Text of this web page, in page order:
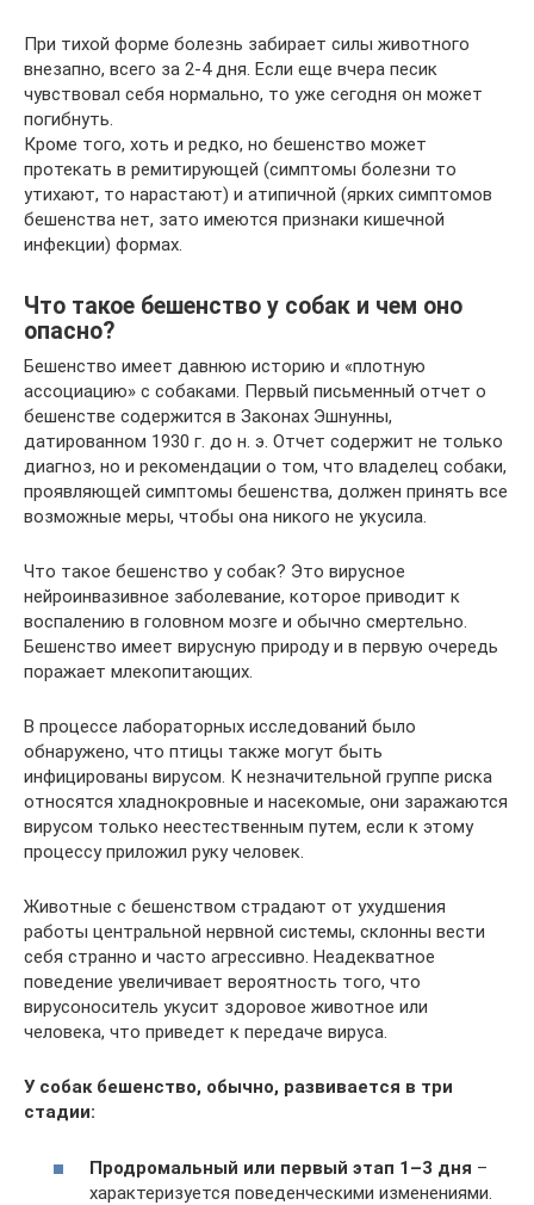
При тихой форме болезнь забирает силы животного
внезапно, всего за 2-4 дня. Если еще вчера песик
чувствовал себя нормально, то уже сегодня он может
погибнуть.
Кроме того, хоть и редко, но бешенство может
протекать в ремитирующей (симптомы болезни то
утихают, то нарастают) и атипичной (ярких симптомов
бешенства нет, зато имеются признаки кишечной
инфекции) формах.
Что такое бешенство у собак и чем оно
опасно?
Бешенство имеет давнюю историю и «плотную
ассоциацию» с собаками. Первый письменный отчет о
бешенстве содержится в Законах Эшнунны,
датированном 1930 г. до н. э. Отчет содержит не только
диагноз, но и рекомендации о том, что владелец собаки,
проявляющей симптомы бешенства, должен принять все
возможные меры, чтобы она никого не укусила.
Что такое бешенство у собак? Это вирусное
нейроинвазивное заболевание, которое приводит к
воспалению в головном мозге и обычно смертельно.
Бешенство имеет вирусную природу и в первую очередь
поражает млекопитающих.
В процессе лабораторных исследований было
обнаружено, что птицы также могут быть
инфицированы вирусом. К незначительной группе риска
относятся хладнокровные и насекомые, они заражаются
вирусом только неестественным путем, если к этому
процессу приложил руку человек.
Животные с бешенством страдают от ухудшения
работы центральной нервной системы, склонны вести
себя странно и часто агрессивно. Неадекватное
поведение увеличивает вероятность того, что
вирусоноситель укусит здоровое животное или
человека, что приведет к передаче вируса.
У собак бешенство, обычно, развивается в три
стадии:
Продромальный или первый этап 1–3 дня –
характеризуется поведенческими изменениями.